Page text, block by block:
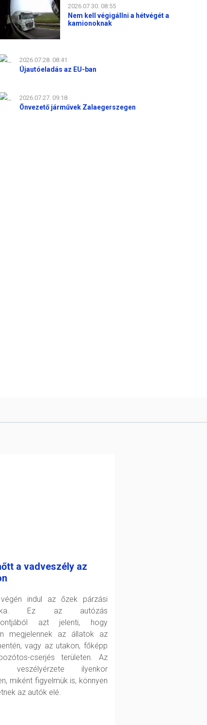
2026.07.30. 08:55
Nem kell végigállni a hétvégét a
kamionoknak
2026.07.28. 08:41
Újautóeladás az EU-ban
2026.07.27. 09:18
Önvezető járművek Zalaegerszegen
a vadveszély az
indul az őzek párzási
Ez az autózás
azt jelenti, hogy
megjelennek az állatok az
vagy az utakon, főképp
cserjés területen. Az
veszélyérzete ilyenkor
miként figyelmük is, könnyen
az autók elé.